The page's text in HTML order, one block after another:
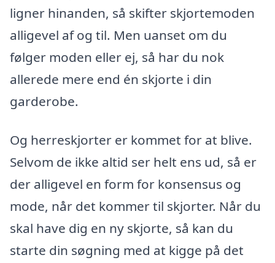
ligner hinanden, så skifter skjortemoden
alligevel af og til. Men uanset om du
følger moden eller ej, så har du nok
allerede mere end én skjorte i din
garderobe.
Og herreskjorter er kommet for at blive.
Selvom de ikke altid ser helt ens ud, så er
der alligevel en form for konsensus og
mode, når det kommer til skjorter. Når du
skal have dig en ny skjorte, så kan du
starte din søgning med at kigge på det